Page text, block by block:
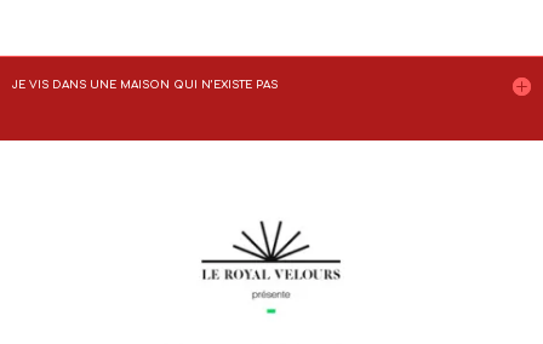
JE VIS DANS UNE MAISON QUI N’EXISTE PAS